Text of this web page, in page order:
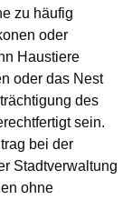
zu häufig
oder
Haustiere
oder das Nest
des
sein.
bei der
Stadtverwaltung
ohne